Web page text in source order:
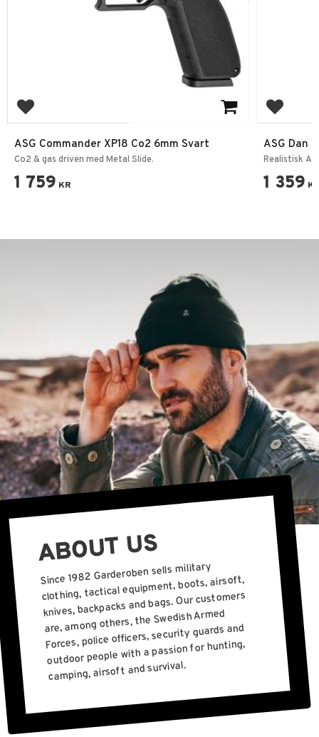
Add to favorites
ASG Commander XP18 Co2 6mm Svart
Co2 & gas driven med Metal Slide.
1 759 KR
Add to
ASG Dan
Realistisk
1 359
ABOUT US
Since 1982 Garderoben sells military
clothing, tactical equipment, boots, airsoft,
knives, backpacks and bags. Our customers
are, among others, the Swedish Armed
Forces, police officers, security guards and
outdoor people with a passion for hunting,
camping, airsoft and survival.